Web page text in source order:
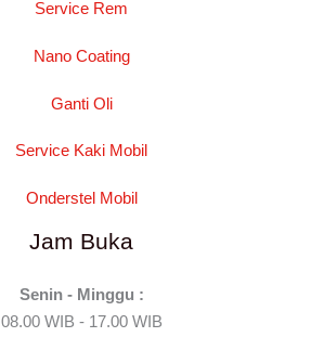
Service Rem
Nano Coating
Ganti Oli
Service Kaki Mobil
Onderstel Mobil
Jam Buka
Senin - Minggu :
08.00 WIB - 17.00 WIB